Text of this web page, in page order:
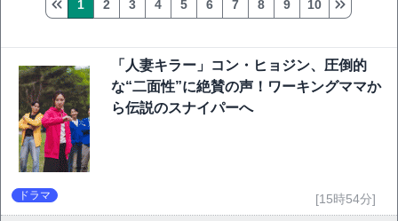
1 2 3 4 5 6 7 8 9 10
「人妻キラー」コン・ヒョジン、圧倒的
な“二面性”に絶賛の声！ワーキングママか
ら伝説のスナイパーへ
ドラマ [15時54分]